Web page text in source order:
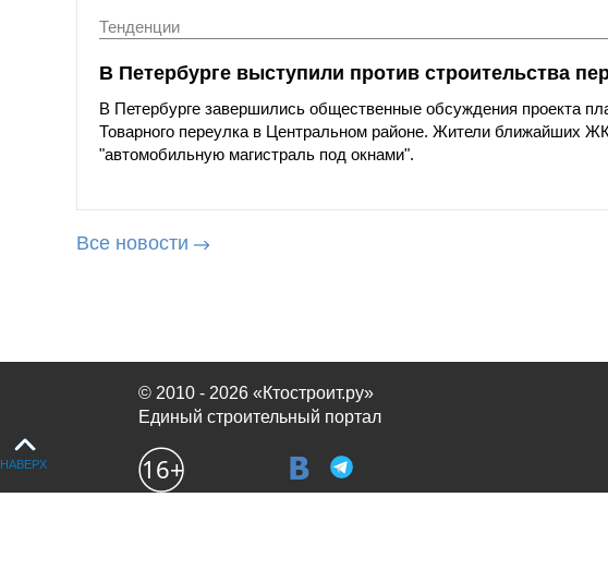
Тенденции
В Петербурге выступили против строительства
В Петербурге завершились общественные обсуждения проекта
Товарного переулка в Центральном районе. Жители ближайших
"автомобильную магистраль под окнами".
Все новости
© 2010 - 2026 «Ктостроит.ру»
Единый строительный портал
НАВЕРХ